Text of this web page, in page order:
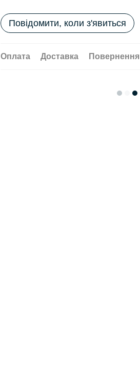
Повідомити, коли з'явиться
Оплата Доставка Повернення